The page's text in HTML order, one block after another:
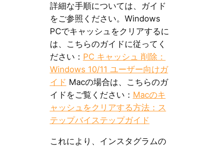
詳細な手順については、ガイド
をご参照ください。Windows
PCでキャッシュをクリアするに
は、こちらのガイドに従ってく
ださい： PC キャッシュ 削除：
Windows 10/11 ユーザー向けガ
イド Macの場合は、こちらのガ
イドをご覧ください： Macのキ
ャッシュをクリアする方法：ス
テップバイステップガイド
これにより、インスタグラムの